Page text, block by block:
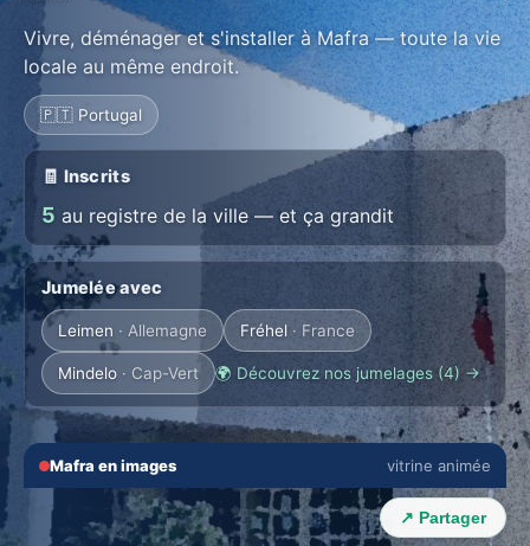
Vivre, déménager et s'installer à Mafra — toute la vie
locale au même endroit.
🇵🇹 Portugal
🧾 Inscrits
5 au registre de la ville — et ça grandit
Jumelée avec
Leimen · Allemagne Fréhel · France
Mindelo · Cap-Vert 🌍 Découvrez nos jumelages (4) →
Mafra en images vitrine animée
‹ ›
🔇 ⛶
↗ Partager